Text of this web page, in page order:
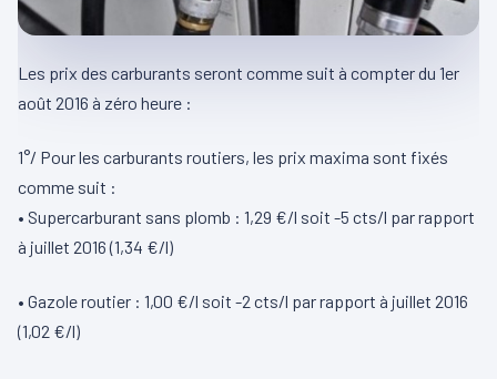
Les prix des carburants seront comme suit à compter du 1er
août 2016 à zéro heure :
1°/ Pour les carburants routiers, les prix maxima sont fixés
comme suit :
• Supercarburant sans plomb : 1,29 €/l soit -5 cts/l par rapport
à juillet 2016 (1,34 €/l)
• Gazole routier : 1,00 €/l soit -2 cts/l par rapport à juillet 2016
(1,02 €/l)